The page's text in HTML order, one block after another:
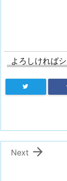
よろしければ

Next